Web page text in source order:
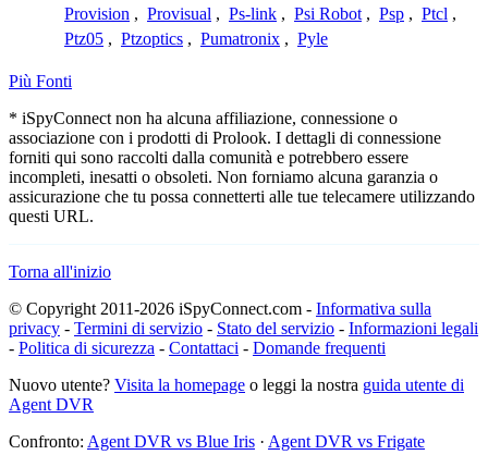
Provision , Provisual , Ps-link , Psi Robot , Psp , Ptcl ,
Ptz05 , Ptzoptics , Pumatronix , Pyle
Più Fonti
* iSpyConnect non ha alcuna affiliazione, connessione o
associazione con i prodotti di Prolook. I dettagli di connessione
forniti qui sono raccolti dalla comunità e potrebbero essere
incompleti, inesatti o obsoleti. Non forniamo alcuna garanzia o
assicurazione che tu possa connetterti alle tue telecamere utilizzando
questi URL.
Torna all'inizio
© Copyright 2011-2026 iSpyConnect.com - Informativa sulla
privacy - Termini di servizio - Stato del servizio - Informazioni legali
- Politica di sicurezza - Contattaci - Domande frequenti
Nuovo utente? Visita la homepage o leggi la nostra guida utente di
Agent DVR
Confronto: Agent DVR vs Blue Iris · Agent DVR vs Frigate